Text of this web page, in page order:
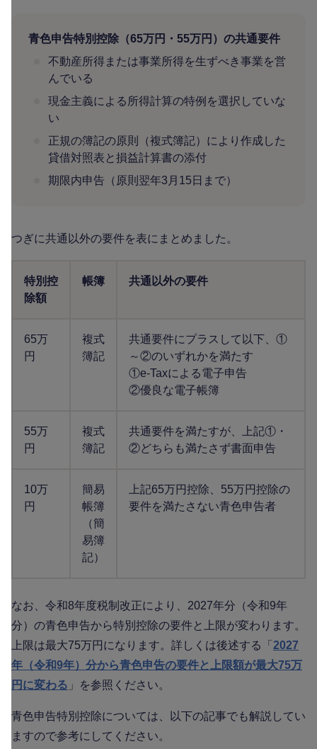
青色申告特別控除（65万円・55万円）の共通要件
不動産所得または事業所得を生ずべき事業を営
んでいる
現金主義による所得計算の特例を選択していな
い
正規の簿記の原則（複式簿記）により作成した
貸借対照表と損益計算書の添付
期限内申告（原則翌年3月15日まで）
つぎに共通以外の要件を表にまとめました。
特別控
除額
帳簿 共通以外の要件
65万
円
複式
簿記
共通要件にプラスして以下、①
～②のいずれかを満たす
①e-Taxによる電子申告
②優良な電子帳簿
55万
円
複式
簿記
共通要件を満たすが、上記①・
②どちらも満たさず書面申告
10万
円
簡易
帳簿
（簡
易簿
記）
上記65万円控除、55万円控除の
要件を満たさない青色申告者
なお、令和8年度税制改正により、2027年分（令和9年
分）の青色申告から特別控除の要件と上限が変わります。
上限は最大75万円になります。詳しくは後述する「 2027
年（令和9年）分から青色申告の要件と上限額が最大75万
円に変わる 」を参照ください。
青色申告特別控除については、以下の記事でも解説してい
ますので参考にしてください。